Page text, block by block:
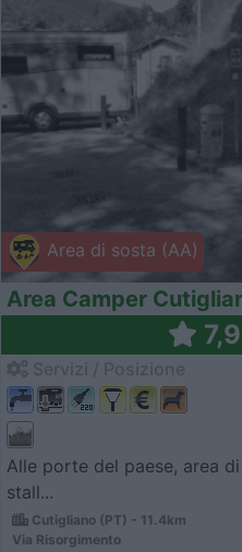
Area di sosta (AA)
Area Camper
7,9
Alle porte del paese, area
stall...
Cutigliano (PT) - 11.4km
Via Risorgimento